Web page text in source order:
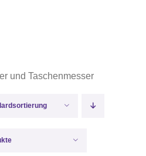
und Taschenmesser